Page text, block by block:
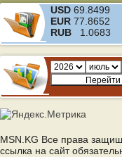
USD 69.8499
EUR 77.8652
RUB 1.0683
MSN.KG Все права
ссылка на сайт